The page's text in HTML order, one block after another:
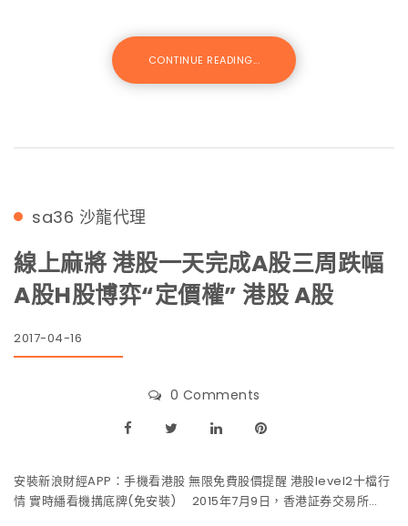
CONTINUE READING...
sa36 沙龍代理
線上麻將 港股一天完成A股三周跌幅
A股H股博弈“定價權” 港股 A股
2017-04-16
0 Comments
安裝新浪財經APP：手機看港股 無限免費股價提醒 港股level2十檔行
情 實時繙看機搆底牌(免安裝) 2015年7月9日，香港証券交易所…